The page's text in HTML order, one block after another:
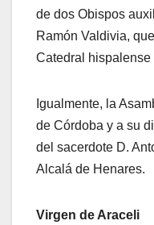
de dos Obispos
Ramón Valdivia,
Catedral hispalense
Igualmente, la
de Córdoba y a su
del sacerdote D.
Alcalá de Henares.
Virgen de Araceli